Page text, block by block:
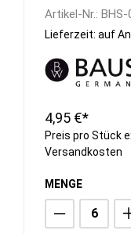
Artikel-Nr.: BHS-
Lieferzeit: auf
4,95 €*
Preis pro Stück
Versandkosten
MENGE